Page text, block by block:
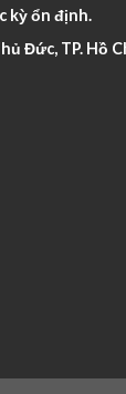
kỳ ổn định.
Đức, TP. Hồ